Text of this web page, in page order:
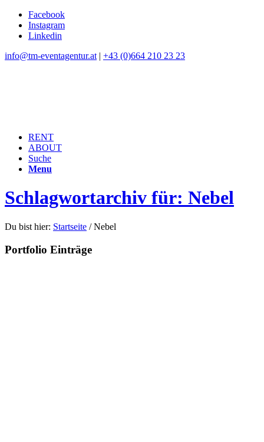
Facebook
Instagram
Linkedin
info@tm-eventagentur.at | +43 (0)664 210 23 23
RENT
ABOUT
Suche
Menu
Schlagwortarchiv für: Nebel
Du bist hier: Startseite / Nebel
Portfolio Einträge